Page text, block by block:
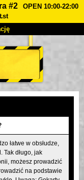
#2
OPEN 10:00-22:00
Cena
Akihabara#1
Tokyo Shibuya
Tokyo Bay
łatwe w obsłudze,
długo, jak
możesz prowadzić
na podstawie